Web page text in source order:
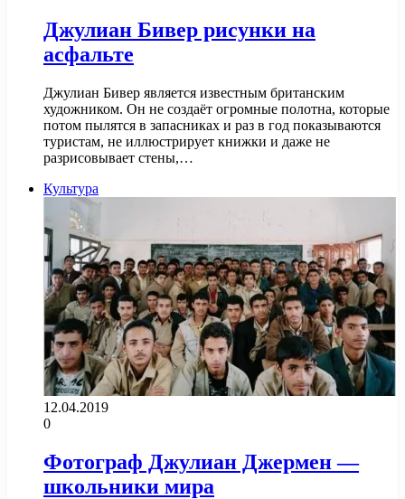
Джулиан Бивер рисунки на
асфальте
Джулиан Бивер является известным британским
художником. Он не создаёт огромные полотна, которые
потом пылятся в запасниках и раз в год показываются
туристам, не иллюстрирует книжки и даже не
разрисовывает стены,…
Культура
12.04.2019
0
Фотограф Джулиан Джермен —
школьники мира